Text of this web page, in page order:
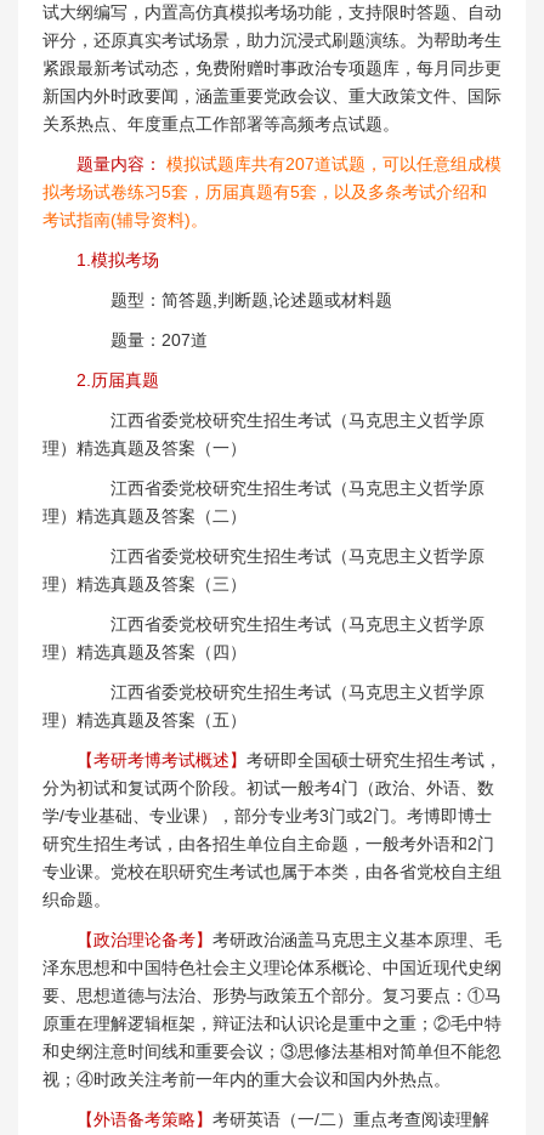
试大纲编写，内置高仿真模拟考场功能，支持限时答题、自动
评分，还原真实考试场景，助力沉浸式刷题演练。为帮助考生
紧跟最新考试动态，免费附赠时事政治专项题库，每月同步更
新国内外时政要闻，涵盖重要党政会议、重大政策文件、国际
关系热点、年度重点工作部署等高频考点试题。
题量内容： 模拟试题库共有207道试题，可以任意组成模
拟考场试卷练习5套，历届真题有5套，以及多条考试介绍和
考试指南(辅导资料)。
1.模拟考场
题型：简答题,判断题,论述题或材料题
题量：207道
2.历届真题
江西省委党校研究生招生考试（马克思主义哲学原
理）精选真题及答案（一）
江西省委党校研究生招生考试（马克思主义哲学原
理）精选真题及答案（二）
江西省委党校研究生招生考试（马克思主义哲学原
理）精选真题及答案（三）
江西省委党校研究生招生考试（马克思主义哲学原
理）精选真题及答案（四）
江西省委党校研究生招生考试（马克思主义哲学原
理）精选真题及答案（五）
【考研考博考试概述】 考研即全国硕士研究生招生考试，
分为初试和复试两个阶段。初试一般考4门（政治、外语、数
学/专业基础、专业课），部分专业考3门或2门。考博即博士
研究生招生考试，由各招生单位自主命题，一般考外语和2门
专业课。党校在职研究生考试也属于本类，由各省党校自主组
织命题。
【政治理论备考】 考研政治涵盖马克思主义基本原理、毛
泽东思想和中国特色社会主义理论体系概论、中国近现代史纲
要、思想道德与法治、形势与政策五个部分。复习要点：①马
原重在理解逻辑框架，辩证法和认识论是重中之重；②毛中特
和史纲注意时间线和重要会议；③思修法基相对简单但不能忽
视；④时政关注考前一年内的重大会议和国内外热点。
【外语备考策略】 考研英语（一/二）重点考查阅读理解